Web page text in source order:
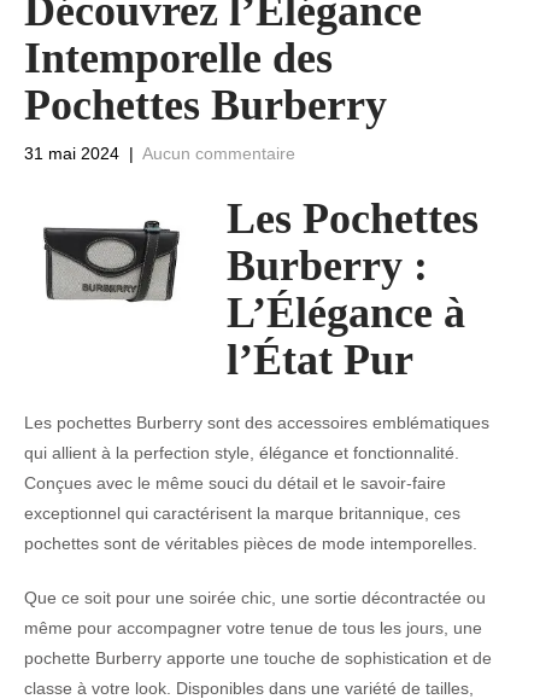
Découvrez l’Élégance
Intemporelle des
Pochettes Burberry
31 mai 2024 | Aucun commentaire
Les Pochettes
Burberry :
L’Élégance à
l’État Pur
Les pochettes Burberry sont des accessoires emblématiques
qui allient à la perfection style, élégance et fonctionnalité.
Conçues avec le même souci du détail et le savoir-faire
exceptionnel qui caractérisent la marque britannique, ces
pochettes sont de véritables pièces de mode intemporelles.
Que ce soit pour une soirée chic, une sortie décontractée ou
même pour accompagner votre tenue de tous les jours, une
pochette Burberry apporte une touche de sophistication et de
classe à votre look. Disponibles dans une variété de tailles,